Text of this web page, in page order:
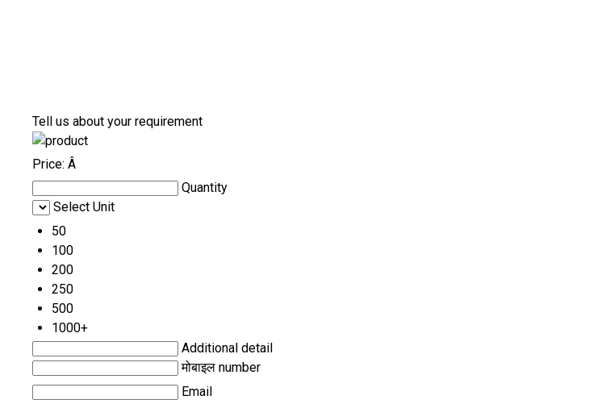
Tell us about your requirement
Price: Â
Quantity
Select Unit
50
100
200
250
500
1000+
Additional detail
मोबाइल number
Email